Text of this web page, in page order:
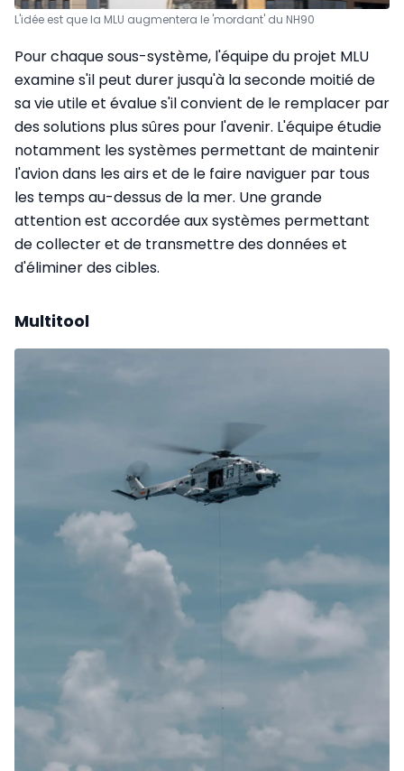
L'idée est que la MLU augmentera le 'mordant' du NH90
Pour chaque sous-système, l'équipe du projet MLU
examine s'il peut durer jusqu'à la seconde moitié de
sa vie utile et évalue s'il convient de le remplacer par
des solutions plus sûres pour l'avenir. L'équipe étudie
notamment les systèmes permettant de maintenir
l'avion dans les airs et de le faire naviguer par tous
les temps au-dessus de la mer. Une grande
attention est accordée aux systèmes permettant
de collecter et de transmettre des données et
d'éliminer des cibles.
Multitool